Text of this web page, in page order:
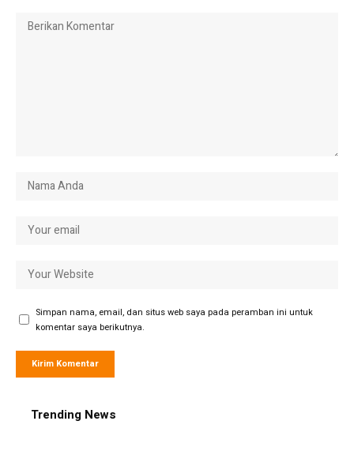
Simpan nama, email, dan situs web saya pada peramban ini untuk
komentar saya berikutnya.
Trending News